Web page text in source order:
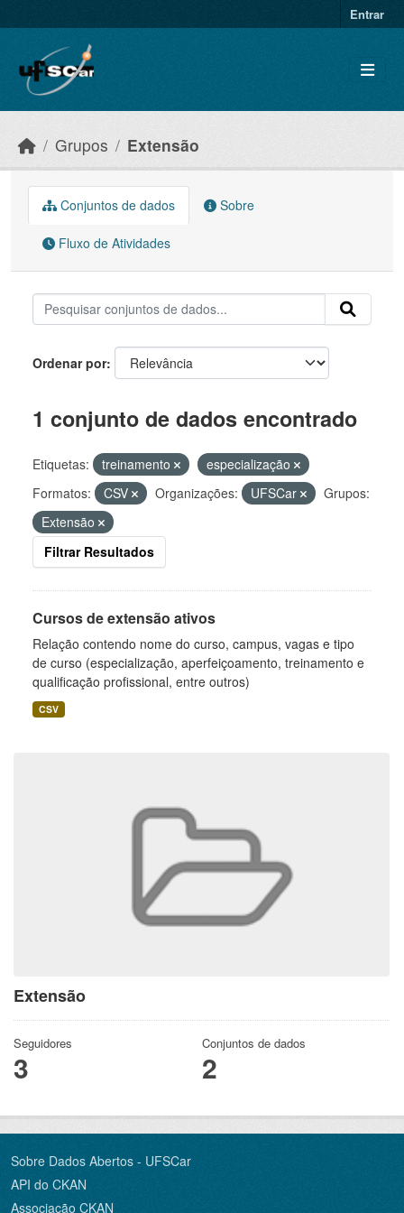
Entrar
Grupos Extensão
Extensão
Seguidores
3
Conjuntos de dados
2
Conjuntos de dados Sobre
Fluxo de Atividades
Ordenar por
1 conjunto de dados encontrado
Etiquetas: treinamento
especialização
Formatos:
CSV Organizações: UFSCar
Grupos:
Extensão
Filtrar Resultados
Cursos de extensão ativos
Relação contendo nome do curso, campus, vagas e tipo
de curso (especialização, aperfeiçoamento, treinamento e
qualificação profissional, entre outros)
CSV
Sobre Dados Abertos - UFSCar
API do CKAN
Associação CKAN